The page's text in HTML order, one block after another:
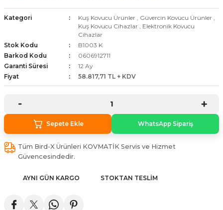
Kategori Kuş Kovucu Ürünler Güvercin Kovucu Ürünler
Kuş Kovucu Cihazlar
Elektronik Kovucu
Cihazlar
Stok Kodu
B1003 K
Barkod Kodu
0606912711
Garanti Süresi
12 Ay
Fiyat
58.817,71 TL + KDV
Sepete Ekle WhatsApp Sipariş
Tüm Bird-X Ürünleri KOVMATİK Servis ve Hizmet
Güvencesindedir.
AYNI GÜN KARGO STOKTAN TESLIM